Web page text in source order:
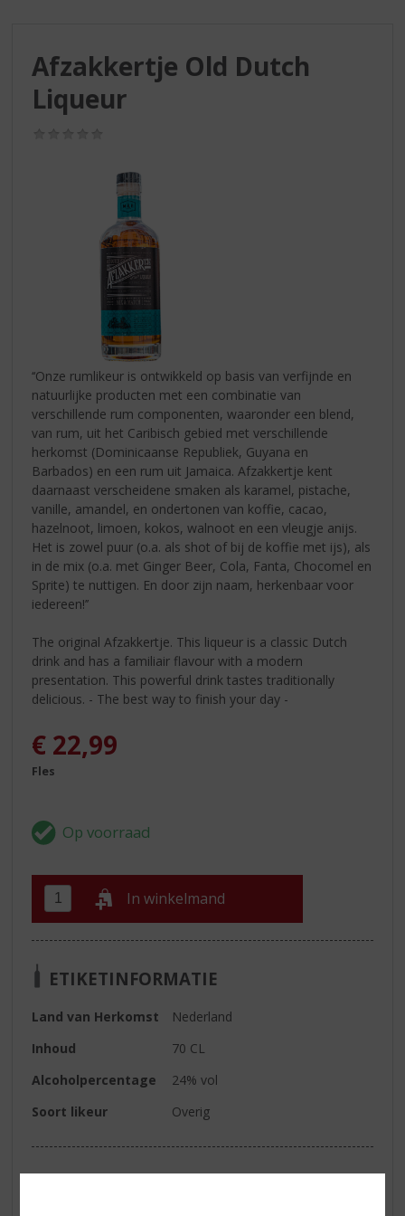
Afzakkertje Old Dutch
Liqueur
‘‘Onze rumlikeur is ontwikkeld op basis van verfijnde en
natuurlijke producten met een combinatie van
verschillende rum componenten, waaronder een blend,
van rum, uit het Caribisch gebied met verschillende
herkomst (Dominicaanse Republiek, Guyana en
Barbados) en een rum uit Jamaica. Afzakkertje kent
daarnaast verscheidene smaken als karamel, pistache,
vanille, amandel, en ondertonen van koffie, cacao,
hazelnoot, limoen, kokos, walnoot en een vleugje anijs.
Het is zowel puur (o.a. als shot of bij de koffie met ijs), als
in de mix (o.a. met Ginger Beer, Cola, Fanta, Chocomel en
Sprite) te nuttigen. En door zijn naam, herkenbaar voor
iedereen!’’
The original Afzakkertje. This liqueur is a classic Dutch
drink and has a familiair flavour with a modern
presentation. This powerful drink tastes traditionally
delicious. - The best way to finish your day -
€ 22,99
Fles
In winkelmand
ETIKETINFORMATIE
Land van Herkomst
Nederland
Inhoud
70 CL
Alcoholpercentage
24% vol
Soort likeur
Overig
Reviews